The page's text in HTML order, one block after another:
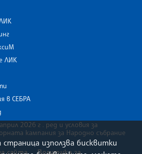
ЛИК
в СЕБРА
2026 г . ред и условия за
кампания за Народно събрание
сайта Политика за
използва бисквитки